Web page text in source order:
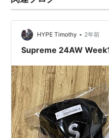
HYPE Timothy • 2年前
Supreme 24AW